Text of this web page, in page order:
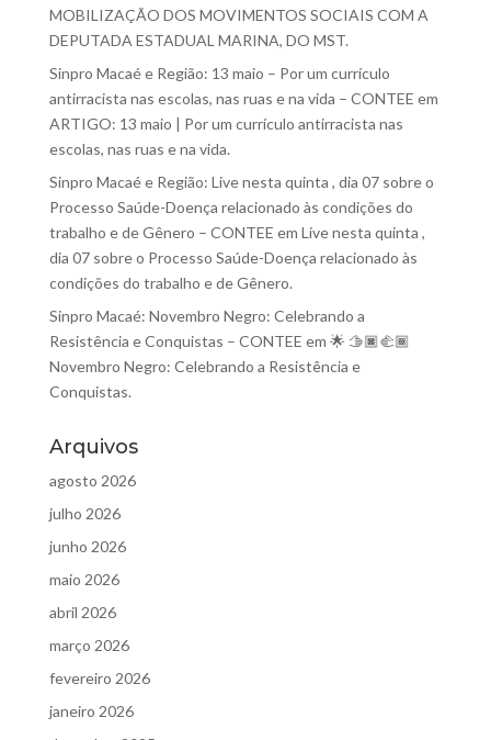
MOBILIZAÇÃO DOS MOVIMENTOS SOCIAIS COM A
DEPUTADA ESTADUAL MARINA, DO MST.
Sinpro Macaé e Região: 13 maio – Por um currículo
antirracista nas escolas, nas ruas e na vida – CONTEE em
ARTIGO: 13 maio | Por um currículo antirracista nas
escolas, nas ruas e na vida.
Sinpro Macaé e Região: Live nesta quinta , dia 07 sobre o
Processo Saúde-Doença relacionado às condições do
trabalho e de Gênero – CONTEE em Live nesta quinta ,
dia 07 sobre o Processo Saúde-Doença relacionado às
condições do trabalho e de Gênero.
Sinpro Macaé: Novembro Negro: Celebrando a
Resistência e Conquistas – CONTEE em 🌟 🫱🏿‍🫲🏾
Novembro Negro: Celebrando a Resistência e
Conquistas.
Arquivos
agosto 2026
julho 2026
junho 2026
maio 2026
abril 2026
março 2026
fevereiro 2026
janeiro 2026